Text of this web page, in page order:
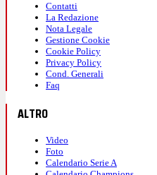
Contatti
La Redazione
Nota Legale
Gestione Cookie
Cookie Policy
Privacy Policy
Cond. Generali
Faq
ALTRO
Video
Foto
Calendario Serie A